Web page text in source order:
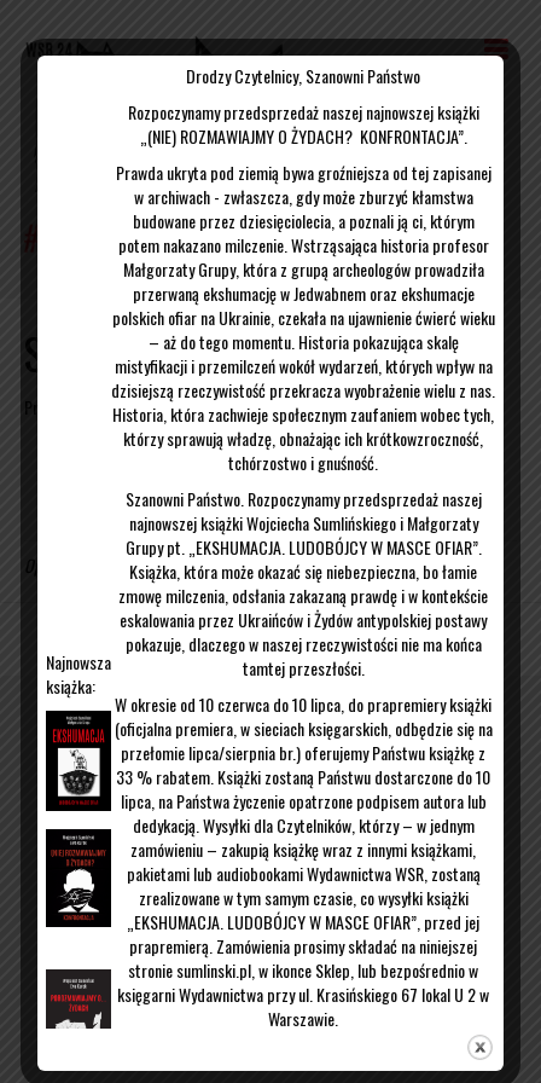
Spotkanie w Dubicy
Przez | 25/10/2018
Opublikowane w Bez kategorii
Kontakt O mnie
Najnowsza
książka:
Drodzy Czytelnicy, Szanowni Państwo
Rozpoczynamy przedsprzedaż naszej najnowszej książki
„(NIE) ROZMAWIAJMY O ŻYDACH? KONFRONTACJA”.
Prawda ukryta pod ziemią bywa groźniejsza od tej zapisanej
w archiwach - zwłaszcza, gdy może zburzyć kłamstwa
budowane przez dziesięciolecia, a poznali ją ci, którym
potem nakazano milczenie. Wstrząsająca historia profesor
Małgorzaty Grupy, która z grupą archeologów prowadziła
przerwaną ekshumację w Jedwabnem oraz ekshumacje
polskich ofiar na Ukrainie, czekała na ujawnienie ćwierć wieku
– aż do tego momentu. Historia pokazująca skalę
mistyfikacji i przemilczeń wokół wydarzeń, których wpływ na
dzisiejszą rzeczywistość przekracza wyobrażenie wielu z nas.
Historia, która zachwieje społecznym zaufaniem wobec tych,
którzy sprawują władzę, obnażając ich krótkowzroczność,
tchórzostwo i gnuśność.
Szanowni Państwo. Rozpoczynamy przedsprzedaż naszej
najnowszej książki Wojciecha Sumlińskiego i Małgorzaty
Grupy pt. „EKSHUMACJA. LUDOBÓJCY W MASCE OFIAR”.
Książka, która może okazać się niebezpieczna, bo łamie
zmowę milczenia, odsłania zakazaną prawdę i w kontekście
eskalowania przez Ukraińców i Żydów antypolskiej postawy
pokazuje, dlaczego w naszej rzeczywistości nie ma końca
tamtej przeszłości.
W okresie od 10 czerwca do 10 lipca, do prapremiery książki
(oficjalna premiera, w sieciach księgarskich, odbędzie się na
przełomie lipca/sierpnia br.) oferujemy Państwu książkę z
33 % rabatem. Książki zostaną Państwu dostarczone do 10
lipca, na Państwa życzenie opatrzone podpisem autora lub
dedykacją. Wysyłki dla Czytelników, którzy – w jednym
zamówieniu – zakupią książkę wraz z innymi książkami,
pakietami lub audiobookami Wydawnictwa WSR, zostaną
zrealizowane w tym samym czasie, co wysyłki książki
„EKSHUMACJA. LUDOBÓJCY W MASCE OFIAR”, przed jej
prapremierą. Zamówienia prosimy składać na niniejszej
stronie sumlinski.pl, w ikonce Sklep, lub bezpośrednio w
księgarni Wydawnictwa przy ul. Krasińskiego 67 lokal U 2 w
Warszawie.
W celu uzyskania dodatkowych informacji prosimy mail: